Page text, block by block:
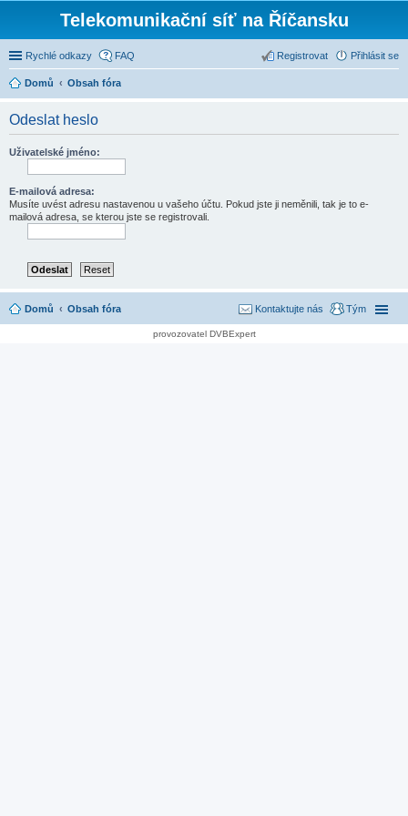
Telekomunikační síť na Říčansku
Rychlé odkazy FAQ Přihlásit se
Registrovat
Domů Obsah fóra
Odeslat heslo
Uživatelské jméno:
E-mailová adresa:
Musíte uvést adresu nastavenou u vašeho účtu. Pokud jste ji neměnili, tak je to e-
mailová adresa, se kterou jste se registrovali.
Domů Obsah fóra Tým
Kontaktujte nás
provozovatel DVBExpert